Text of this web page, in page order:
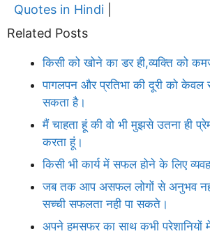
Quotes in Hindi
Related Posts
किसी को खोने का डर ही,व्यक्ति को
पागलपन और प्रतिभा की दूरी को केवल
सकता है।
मैं चाहता हूं की वो भी मुझसे उतना ही
करता हूं।
किसी भी कार्य में सफल होने के लिए
जब तक आप असफल लोगों से अनुभव
सच्ची सफलता नही पा सकते।
अपने हमसफर का साथ कभी परेशानियों